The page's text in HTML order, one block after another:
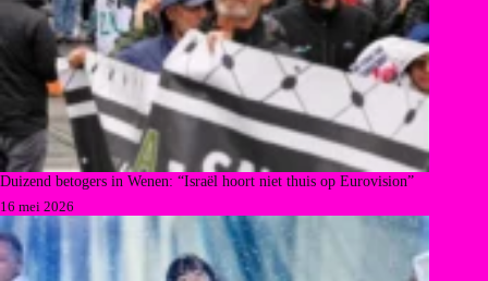
Duizend betogers in Wenen: “Israël hoort niet thuis op Eurovision”
16 mei 2026